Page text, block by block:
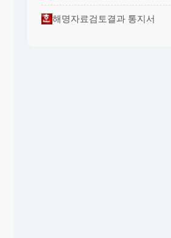
해명자료검토결과 통지서